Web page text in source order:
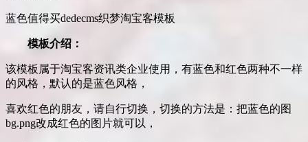
蓝色值得买dedecms织梦淘宝客模板
模板介绍：
该模板属于淘宝客资讯类企业使用，有蓝色和红色两种不一样
的风格，默认的是蓝色风格，
喜欢红色的朋友，请自行切换，切换的方法是：把蓝色的图
bg.png改成红色的图片就可以，